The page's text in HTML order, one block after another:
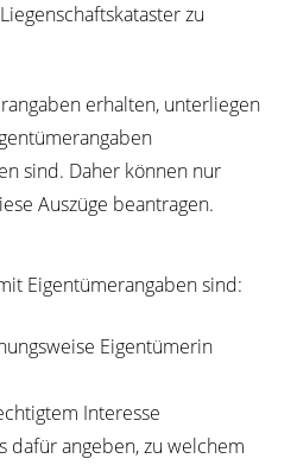
zu
erhalten, unterliegen
sind. Daher können nur
Auszüge beantragen.
Eigentümerangaben sind:
Eigentümerin
Interesse
dafür angeben, zu welchem